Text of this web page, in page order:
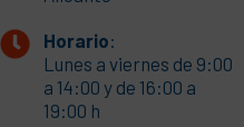
Horario:
Lunes a viernes de 9:00
a 14:00 y de 16:00 a
19:00 h